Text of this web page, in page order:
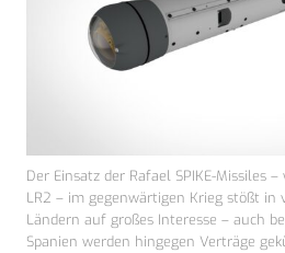
Der Einsatz der Rafael SPIKE-Missiles
LR2 – im gegenwärtigen Krieg stößt in
Ländern auf großes Interesse – auch
Spanien werden hingegen Verträge